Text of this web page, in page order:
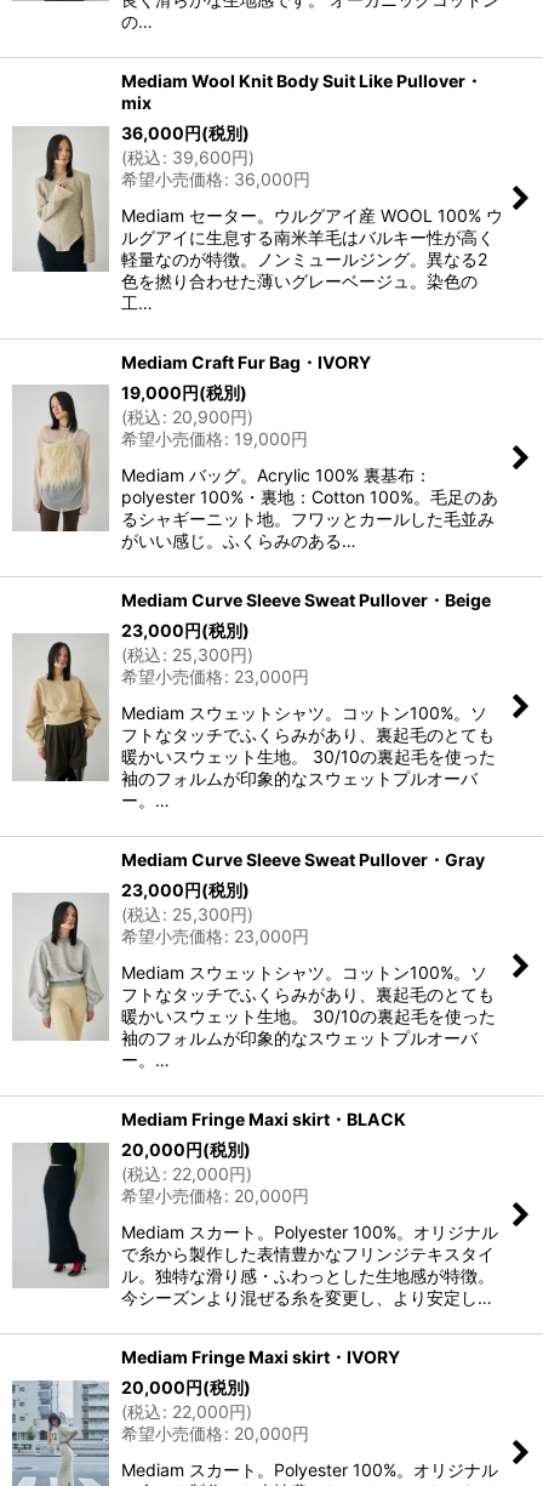
の…
Mediam Wool Knit Body Suit Like Pullover・
mix
36,000円(税別)
(税込: 39,600円)
希望小売価格: 36,000円
Mediam セーター。ウルグアイ産 WOOL 100% ウ
ルグアイに生息する南米羊毛はバルキー性が高く
軽量なのが特徴。ノンミュールジング。異なる2
色を撚り合わせた薄いグレーベージュ。染色の
工…
Mediam Craft Fur Bag・IVORY
19,000円(税別)
(税込: 20,900円)
希望小売価格: 19,000円
Mediam バッグ。Acrylic 100% 裏基布：
polyester 100%・裏地：Cotton 100%。毛足のあ
るシャギーニット地。フワッとカールした毛並み
がいい感じ。ふくらみのある…
Mediam Curve Sleeve Sweat Pullover・Beige
23,000円(税別)
(税込: 25,300円)
希望小売価格: 23,000円
Mediam スウェットシャツ。コットン100%。ソ
フトなタッチでふくらみがあり、裏起毛のとても
暖かいスウェット生地。 30/10の裏起毛を使った
袖のフォルムが印象的なスウェットプルオーバ
ー。…
Mediam Curve Sleeve Sweat Pullover・Gray
23,000円(税別)
(税込: 25,300円)
希望小売価格: 23,000円
Mediam スウェットシャツ。コットン100%。ソ
フトなタッチでふくらみがあり、裏起毛のとても
暖かいスウェット生地。 30/10の裏起毛を使った
袖のフォルムが印象的なスウェットプルオーバ
ー。…
Mediam Fringe Maxi skirt・BLACK
20,000円(税別)
(税込: 22,000円)
希望小売価格: 20,000円
Mediam スカート。Polyester 100%。オリジナル
で糸から製作した表情豊かなフリンジテキスタイ
ル。独特な滑り感・ふわっとした生地感が特徴。
今シーズンより混ぜる糸を変更し、より安定し…
Mediam Fringe Maxi skirt・IVORY
20,000円(税別)
(税込: 22,000円)
希望小売価格: 20,000円
Mediam スカート。Polyester 100%。オリジナル